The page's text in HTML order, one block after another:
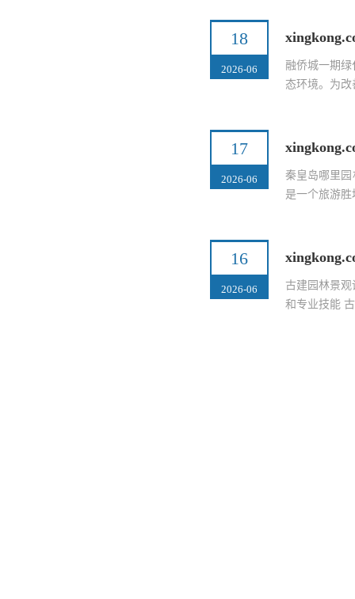
18
2026-06
融侨城一期
态环境。为
17
2026-06
秦皇岛哪里
是一个旅游
16
2026-06
古建园林景
和专业技能